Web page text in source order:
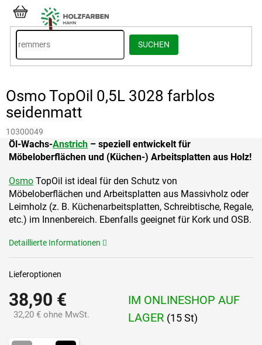
Inhalt
springen
SUCHEN
WARENKORB
Osmo TopOil 0,5L 3028 farblos
seidenmatt
10300049
38,90 €
32,20 € ohne MwSt.
IM ONLINESHOP AUF
LAGER (15 St)
Lieferoptionen
Öl-Wachs-Anstrich – speziell entwickelt für
Möbeloberflächen und (Küchen-) Arbeitsplatten aus Holz!
Osmo TopOil ist ideal für den Schutz von
Möbeloberflächen und Arbeitsplatten aus Massivholz oder
Leimholz (z. B. Küchenarbeitsplatten, Schreibtische, Regale,
etc.) im Innenbereich. Ebenfalls geeignet für Kork und OSB.
Detaillierte Informationen